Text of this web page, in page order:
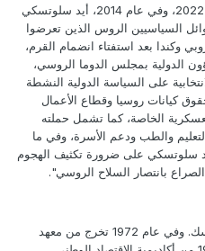
حتى انسحاب روسيا من المنظمة عام 2022، وفي عام 2014، أيد سلوتسكي
السياسيين الروس الذين تعرضوا
وكندا بعد استفتاء انضمام القرم،
الشؤون الدولية بمجلس الدوما الروسي،
على السياسة الدولية النشطة
كيانات روسيا وقطاع الأعمال
الخاصة، كما تشمل حملته
والطب ودعم الأسرة، وفي ما
سلوتسكي على ضرورة تكثيف الهجوم
بانتصار السلاح الروسي".
ولد عام 1948 في مقاطعة نوفوسيبيرسك. وفي عام 1972 تخرج من معهد